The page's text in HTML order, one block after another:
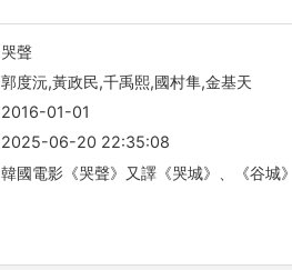
哭聲
郭度沅,黃政民,千禹熙,國村隼,金基天
2016-01-01
2025-06-20 22:35:08
韓國電影《哭聲》又譯《哭城》、《谷